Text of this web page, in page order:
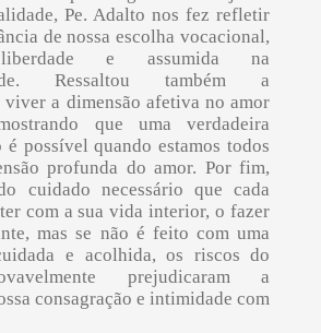
Pe. Adalto nos fez refletir
de nossa escolha vocacional,
e assumida na
Ressaltou também a
a dimensão afetiva no amor
que uma verdadeira
possível quando estamos todos
profunda do amor. Por fim,
cuidado necessário que cada
com a sua vida interior, o fazer
mas se não é feito com uma
e acolhida, os riscos do
prejudicaram a
consagração e intimidade com